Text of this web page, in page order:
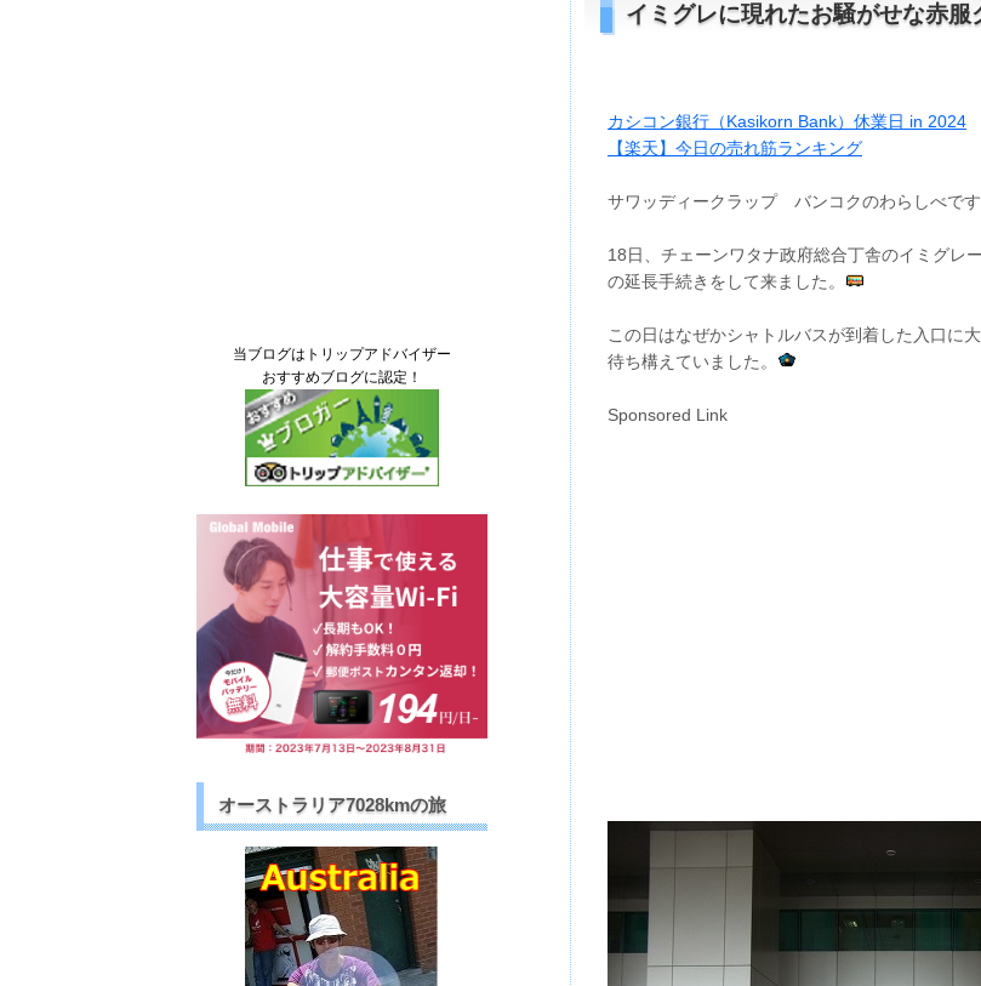
イミグレに現れたお騒がせな赤
カシコン銀行（Kasikorn Bank）休業日 in 2024
【楽天】今日の売れ筋ランキング
サワッディークラップ バンコクのわらしべです
18日、チェーンワタナ政府総合丁舎のイミグレ
の延長手続きをして来ました。
この日はなぜかシャトルバスが到着した入口に
待ち構えていました。
Sponsored Link
当ブログはトリップアドバイザー
おすすめブログに認定！
オーストラリア7028kmの旅